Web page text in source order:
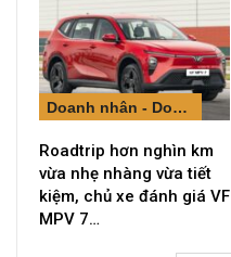
Doanh nhân - Doanh nghiệp
Roadtrip hơn nghìn km
vừa nhẹ nhàng vừa tiết
kiệm, chủ xe đánh giá VF
MPV 7…